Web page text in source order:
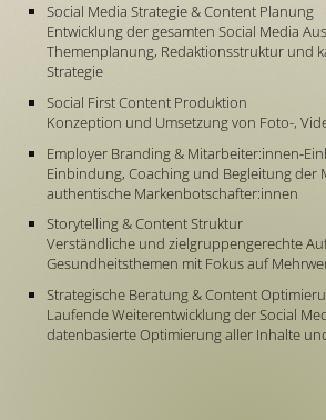
Social Media Strategie & Content Planung
Entwicklung der gesamten Social Media
Themenplanung, Redaktionsstruktur und
Strategie
Social First Content Produktion
Konzeption und Umsetzung von Foto-,
Employer Branding & Mitarbeiter:innen-
Einbindung, Coaching und Begleitung der
authentische Markenbotschafter:innen
Storytelling & Content Struktur
Verständliche und zielgruppengerechte
Gesundheitsthemen mit Fokus auf
Strategische Beratung & Content
Laufende Weiterentwicklung der Social
datenbasierte Optimierung aller Inhalte